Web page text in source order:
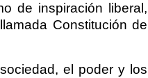
de inspiración liberal,
Constitución de
el poder y los